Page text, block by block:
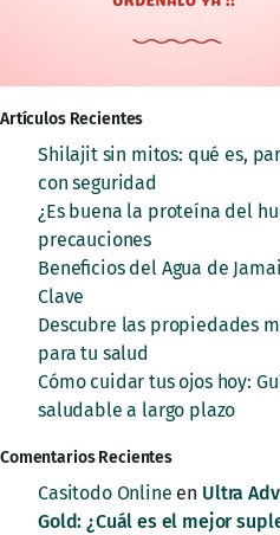
Artículos Recientes
Shilajit sin mitos: qué es,
con seguridad
¿Es buena la proteína del
precauciones
Beneficios del Agua de
Clave
Descubre las propiedades
para tu salud
Cómo cuidar tus ojos hoy:
saludable a largo plazo
Comentarios Recientes
Casitodo Online en Ultra
Gold: ¿Cuál es el mejor